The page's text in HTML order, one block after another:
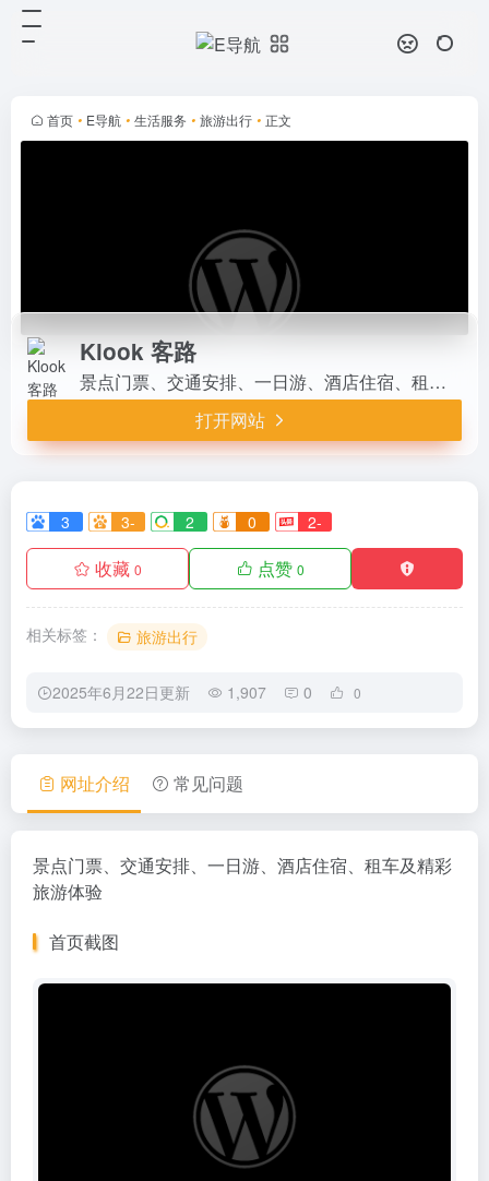
首页 • E导航 • 生活服务 • 旅游出行 • 正文
Klook 客路
景点门票、交通安排、一日游、酒店住宿、租车及精彩旅游体验
打开网站
3 3- 2 0 2-
收藏 0 点赞 0
相关标签： 旅游出行
2025年6月22日更新 1,907 0 0
网址介绍 常见问题
景点门票、交通安排、一日游、酒店住宿、租车及精彩
旅游体验
首页截图